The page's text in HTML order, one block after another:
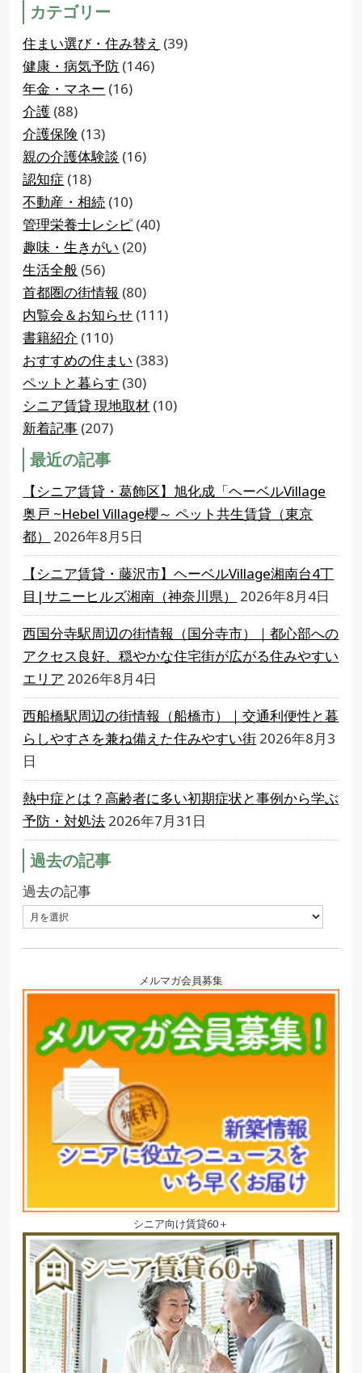
カテゴリー
住まい選び・住み替え (39)
健康・病気予防 (146)
年金・マネー (16)
介護 (88)
介護保険 (13)
親の介護体験談 (16)
認知症 (18)
不動産・相続 (10)
管理栄養士レシピ (40)
趣味・生きがい (20)
生活全般 (56)
首都圏の街情報 (80)
内覧会＆お知らせ (111)
書籍紹介 (110)
おすすめの住まい (383)
ペットと暮らす (30)
シニア賃貸 現地取材 (10)
新着記事 (207)
最近の記事
【シニア賃貸・葛飾区】旭化成「ヘーベルVillage
奥戸 ~Hebel Village櫻～ ペット共生賃貸（東京
都）
2026年8月5日
【シニア賃貸・藤沢市】ヘーベルVillage湘南台4丁
目|サニーヒルズ湘南（神奈川県）
2026年8月4日
西国分寺駅周辺の街情報（国分寺市）｜都心部への
アクセス良好、穏やかな住宅街が広がる住みやすい
エリア 2026年8月4日
西船橋駅周辺の街情報（船橋市）｜交通利便性と暮
らしやすさを兼ね備えた住みやすい街 2026年8月3
日
熱中症とは？高齢者に多い初期症状と事例から学ぶ
予防・対処法 2026年7月31日
過去の記事
過去の記事
メルマガ会員募集
シニア向け賃貸60＋